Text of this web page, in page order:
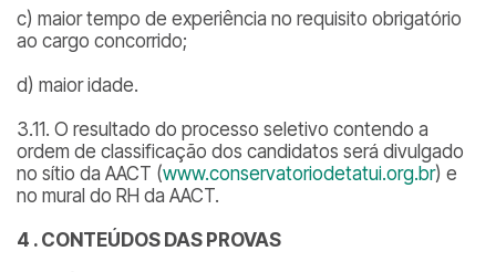
c) maior tempo de experiência no requisito obrigatório
ao cargo concorrido;
d) maior idade.
3.11. O resultado do processo seletivo contendo a
ordem de classificação dos candidatos será divulgado
no sítio da AACT (www.conservatoriodetatui.org.br) e
no mural do RH da AACT.
4 . CONTEÚDOS DAS PROVAS